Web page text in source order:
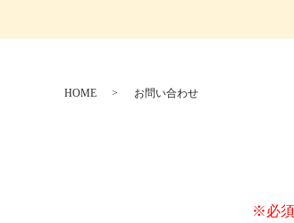
HOME お問い合わせ
※必須